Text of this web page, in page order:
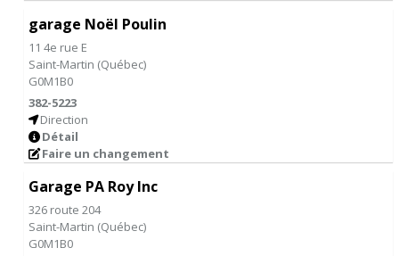
garage Noël Poulin
11 4e rue E
Saint-Martin (Québec)
G0M1B0
382-5223
Direction
Détail
Faire un changement
Garage PA Roy Inc
326 route 204
Saint-Martin (Québec)
G0M1B0